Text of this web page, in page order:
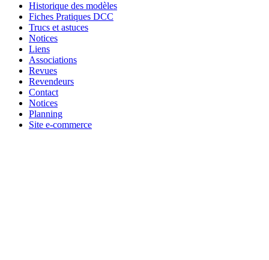
Historique des modèles
Fiches Pratiques DCC
Trucs et astuces
Notices
Liens
Associations
Revues
Revendeurs
Contact
Notices
Planning
Site e-commerce